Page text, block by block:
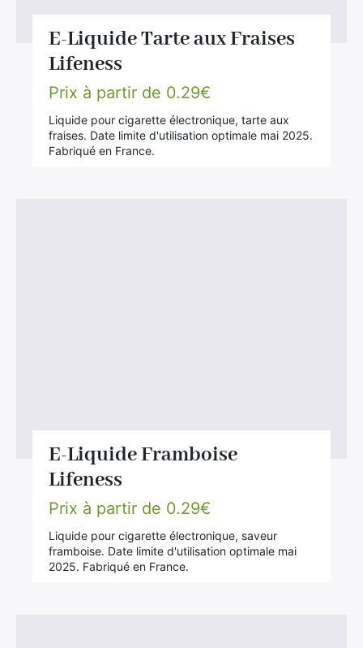
E-Liquide Tarte aux Fraises
Lifeness
Prix à partir de 0.29€
Liquide pour cigarette électronique, tarte aux
fraises. Date limite d'utilisation optimale mai 2025.
Fabriqué en France.
E-Liquide Framboise
Lifeness
Prix à partir de 0.29€
Liquide pour cigarette électronique, saveur
framboise. Date limite d'utilisation optimale mai
2025. Fabriqué en France.